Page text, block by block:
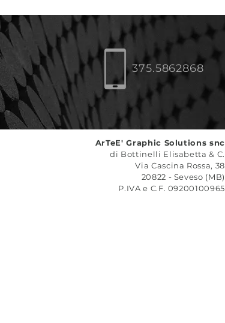
375.5862868
ArTeE' Graphic Solutions snc
di Bottinelli Elisabetta & C.
Via Cascina Rossa, 38
20822 - Seveso (MB)
P.IVA e C.F. 09200100965